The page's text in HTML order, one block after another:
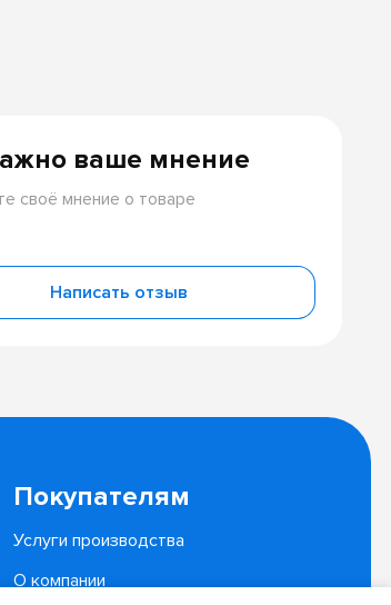
ваше мнение
своё мнение о товаре
Написать отзыв
Покупателям
Услуги производства
О компании